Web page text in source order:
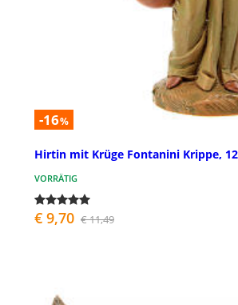
-16%
Hirtin mit Krüge Fontanini Krippe,
VORRÄTIG
€ 9,70 € 11,49